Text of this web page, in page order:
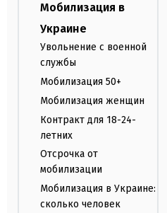
Мобилизация в
Украине
Увольнение с военной
службы
Мобилизация 50+
Мобилизация женщин
Контракт для 18-24-
летних
Отсрочка от
мобилизации
Мобилизация в Украине:
сколько человек